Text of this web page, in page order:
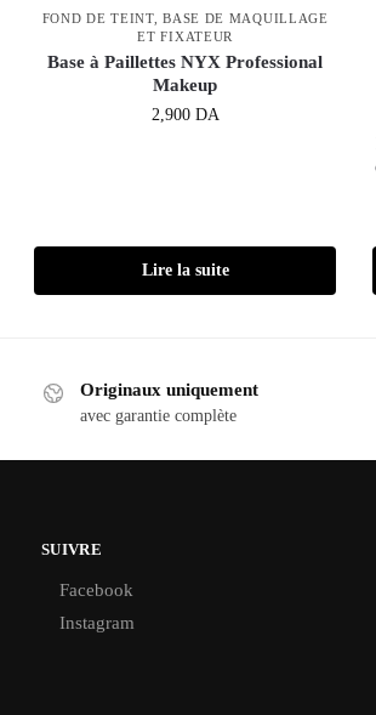
FOND DE TEINT, BASE DE MAQUILLAGE
ET FIXATEUR
Base à Paillettes NYX Professional
Makeup
2,900 DA
Lire la suite
Originaux uniquement
avec garantie complète
SUIVRE
Facebook
Instagram